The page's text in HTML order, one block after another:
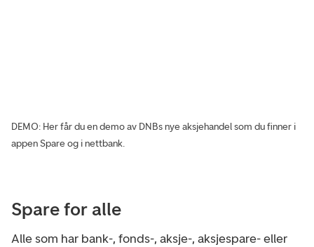
DEMO: Her får du en demo av DNBs nye aksjehandel som du finner i
appen Spare og i nettbank.
Spare for alle
Alle som har bank-, fonds-, aksje-, aksjespare- eller